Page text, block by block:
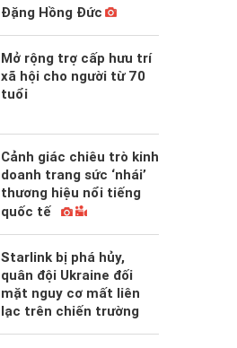
Đặng Hồng Đức
Mở rộng trợ cấp hưu trí
xã hội cho người từ 70
tuổi
Cảnh giác chiêu trò kinh
doanh trang sức ‘nhái’
thương hiệu nổi tiếng
quốc tế
Starlink bị phá hủy,
quân đội Ukraine đối
mặt nguy cơ mất liên
lạc trên chiến trường